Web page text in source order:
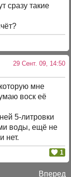
сразу такие
29 Сент. 09, 14:50
мне
воск её
5-литровки
воды, ещё не
нет.
1
Вперед